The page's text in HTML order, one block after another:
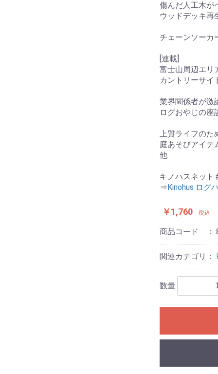
傷んだ人工木が
ウッドデッキ再
チェーンソーカ
[連載]
富士山周辺エリ
カントリーサイ
業界関係者が激
ログおやじの座
上質ライフのた
庭あそびアイテ
他
キノハスネット
⇒Kinohus ログ
￥1,760 税込
商品コード ：
関連カテゴリ：
数量